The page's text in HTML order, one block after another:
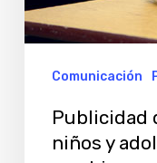
con
la
Web3
Comunicación
Publicidad
niños y